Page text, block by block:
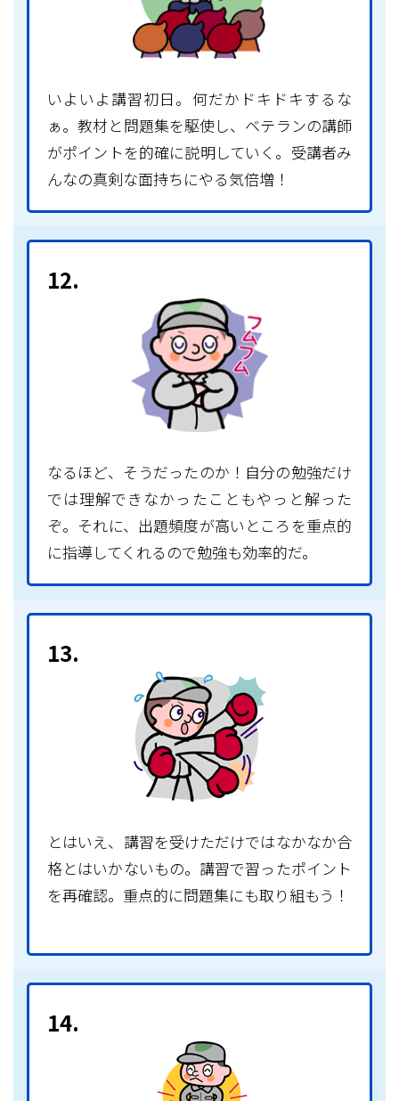
いよいよ講習初日。何だかドキドキするな
ぁ。教材と問題集を駆使し、ベテランの講師
がポイントを的確に説明していく。受講者み
んなの真剣な面持ちにやる気倍増！
12.
なるほど、そうだったのか！自分の勉強だけ
では理解できなかったこともやっと解った
ぞ。それに、出題頻度が高いところを重点的
に指導してくれるので勉強も効率的だ。
13.
とはいえ、講習を受けただけではなかなか合
格とはいかないもの。講習で習ったポイント
を再確認。重点的に問題集にも取り組もう！
14.